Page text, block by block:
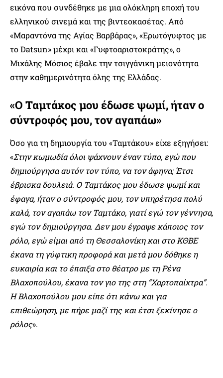
εικόνα που συνδέθηκε με μια ολόκληρη εποχή του
ελληνικού σινεμά και της βιντεοκασέτας. Από
«Μαραντόνα της Αγίας Βαρβάρας», «Ερωτόγυφτος με
το Datsun» μέχρι και «Γυφτοαριστοκράτης», ο
Μιχάλης Μόσιος έβαλε την τσιγγάνικη μειονότητα
στην καθημερινότητα όλης της Ελλάδας.
«Ο Ταμτάκος μου έδωσε ψωμί, ήταν ο
σύντροφός μου, τον αγαπάω»
Όσο για τη δημιουργία του «Ταμτάκου» είχε εξηγήσει:
«Στην κωμωδία όλοι ψάχνουν έναν τύπο, εγώ που
δημιούργησα αυτόν τον τύπο, να τον άφηνα; Έτσι
έβρισκα δουλειά. Ο Ταμτάκος μου έδωσε ψωμί και
έφαγα, ήταν ο σύντροφός μου, τον υπηρέτησα πολύ
καλά, τον αγαπάω τον Ταμτάκο, γιατί εγώ τον γέννησα,
εγώ τον δημιούργησα. Δεν μου έγραψε κάποιος τον
ρόλο, εγώ είμαι από τη Θεσσαλονίκη και στο ΚΘΒΕ
έκανα τη γύφτικη προφορά και μετά μου δόθηκε η
ευκαιρία και το έπαιξα στο θέατρο με τη Ρένα
Βλαχοπούλου, έκανα τον γιο της στη “Χαρτοπαίχτρα”.
Η Βλαχοπούλου μου είπε ότι κάνω και για
επιθεώρηση, με πήρε μαζί της και έτσι ξεκίνησε ο
ρόλος».